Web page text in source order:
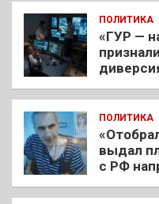
ПОЛИТИКА
«ГУР —
ПОЛИТИКА
выдал
с РФ